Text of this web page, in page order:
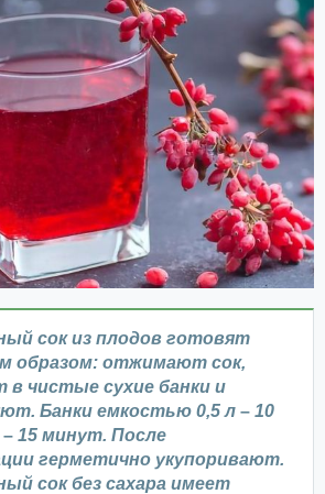
сок из плодов готовят
образом: отжимают сок,
в чистые сухие банки и
Банки емкостью 0,5 л – 10
– 15 минут. После
герметично укупоривают.
сок без сахара имеет